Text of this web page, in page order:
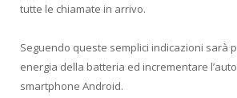
tutte le chiamate in arrivo.
Seguendo queste semplici indicazioni sarà
energia della batteria ed incrementare
smartphone Android.